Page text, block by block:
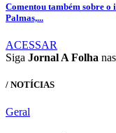
Comentou também sobre o
Palmas,...
ACESSAR
Siga Jornal A Folha
/ NOTÍCIAS
Geral